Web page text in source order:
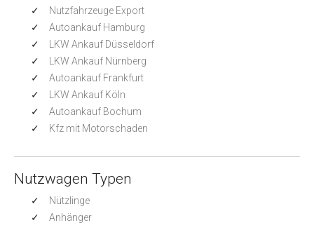
Nutzfahrzeuge Export
Autoankauf Hamburg
LKW Ankauf Düsseldorf
LKW Ankauf Nürnberg
Autoankauf Frankfurt
LKW Ankauf Köln
Autoankauf Bochum
Kfz mit Motorschaden
Nutzwagen Typen
Nützlinge
Anhänger